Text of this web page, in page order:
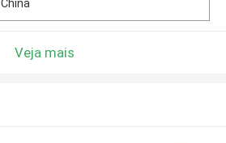
China
Veja mais